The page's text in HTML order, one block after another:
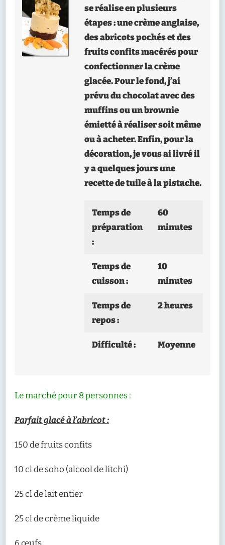
se réalise en plusieurs
étapes : une crème anglaise,
des abricots pochés et des
fruits confits macérés pour
confectionner la crème
glacée. Pour le fond, j’ai
prévu du chocolat avec des
muffins ou un brownie
émietté à réaliser soit même
ou à acheter. Enfin, pour la
décoration, je vous ai livré il
y a quelques jours une
recette de tuile à la pistache.
Temps de
préparation
:
60
minutes
Temps de
cuisson :
10
minutes
Temps de
repos :
2 heures
Difficulté : Moyenne
Le marché pour 8 personnes :
Parfait glacé à l’abricot :
150 de fruits confits
10 cl de soho (alcool de litchi)
25 cl de lait entier
25 cl de crème liquide